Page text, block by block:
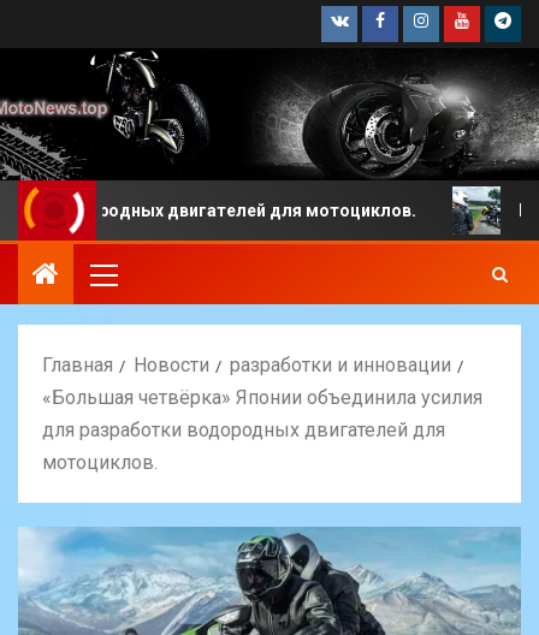
двигателей для мотоциклов. Какая
Главная Новости
разработки и инновации
«Большая четвёрка» Японии объединила усилия
для разработки водородных двигателей для
мотоциклов.